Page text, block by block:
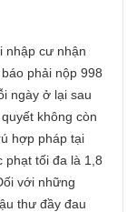
nhập cư nhận
phải nộp 998
ngày ở lại sau
không còn
hợp pháp tại
phạt tối đa là 1,8
với những
thư đầy đau